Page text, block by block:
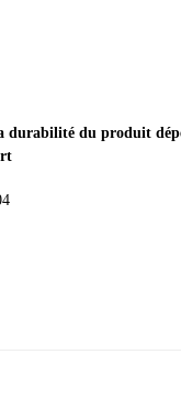
durabilité du produit